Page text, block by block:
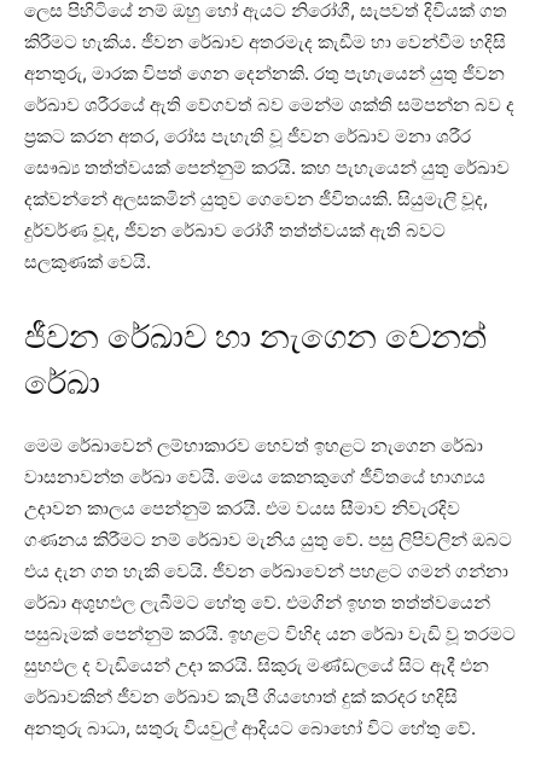
ලෙස පිහිටියේ නම් ඔහු හෝ ඇයට නිරෝගී, සැපවත් දිවියක්‌ ගත
කිරීමට හැකිය. ජීවන රේඛාව අතරමැද කැඩීම හා වෙන්වීම හදිසි
අනතුරු, මාරක විපත් ගෙන දෙන්නකි. රතු පැහැයෙන් යුතු ජීවන
රේඛාව ශරීරයේ ඇති වේගවත් බව මෙන්ම ශක්‌ති සම්පන්න බව ද
ප්‍රකට කරන අතර, රෝස පැහැති වූ ජීවන රේඛාව මනා ශරීර
සෞඛ්‍ය තත්ත්වයක්‌ පෙන්නුම් කරයි. කහ පැහැයෙන් යුතු රේඛාව
දක්‌වන්නේ අලසකමින් යුතුව ගෙවෙන ජීවිතයකි. සියුමැලි වූද,
දුර්වර්ණ වූද, ජීවන රේඛාව රෝගී තත්ත්වයක්‌ ඇති බවට
සලකුණක්‌ වෙයි.
ජීවන රේඛාව හා නැගෙන ‌වෙනත්
රේඛා
මෙම රේඛාවෙන් ලම්භාකාරව හෙවත් ඉහළට නැගෙන රේඛා
වාසනාවන්ත රේඛා වෙයි. මෙය කෙනකුගේ ජීවිතයේ භාග්‍යය
උදාවන කාලය පෙන්නුම් කරයි. එම වයස සීමාව නිවැරදිව
ගණනය කිරීමට නම් රේඛාව මැනිය යුතු වේ. පසු ලිපිවලින් ඔබට
එය දැන ගත හැකි වෙයි. ජීවන රේඛාවෙන් පහළට ගමන් ගන්නා
රේඛා අශුභඵල ලැබීමට හේතු වේ. එමගින් ඉහත තත්ත්වයෙන්
පසුබෑමක්‌ පෙන්නුම් කරයි. ඉහළට විහිද යන රේඛා වැඩි වූ තරමට
සුභඵල ද වැඩියෙන් උදා කරයි. සිකුරු මණ්‌ඩලයේ සිට ඇදී එන
රේඛාවකින් ජීවන රේඛාව කැපී ගියහොත් දුක්‌ කරදර හදිසි
අනතුරු බාධා, සතුරු වියවුල් ආදියට බොහෝ විට හේතු වේ.